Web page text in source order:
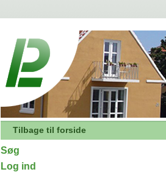
Tilbage til forside
Søg
Log ind